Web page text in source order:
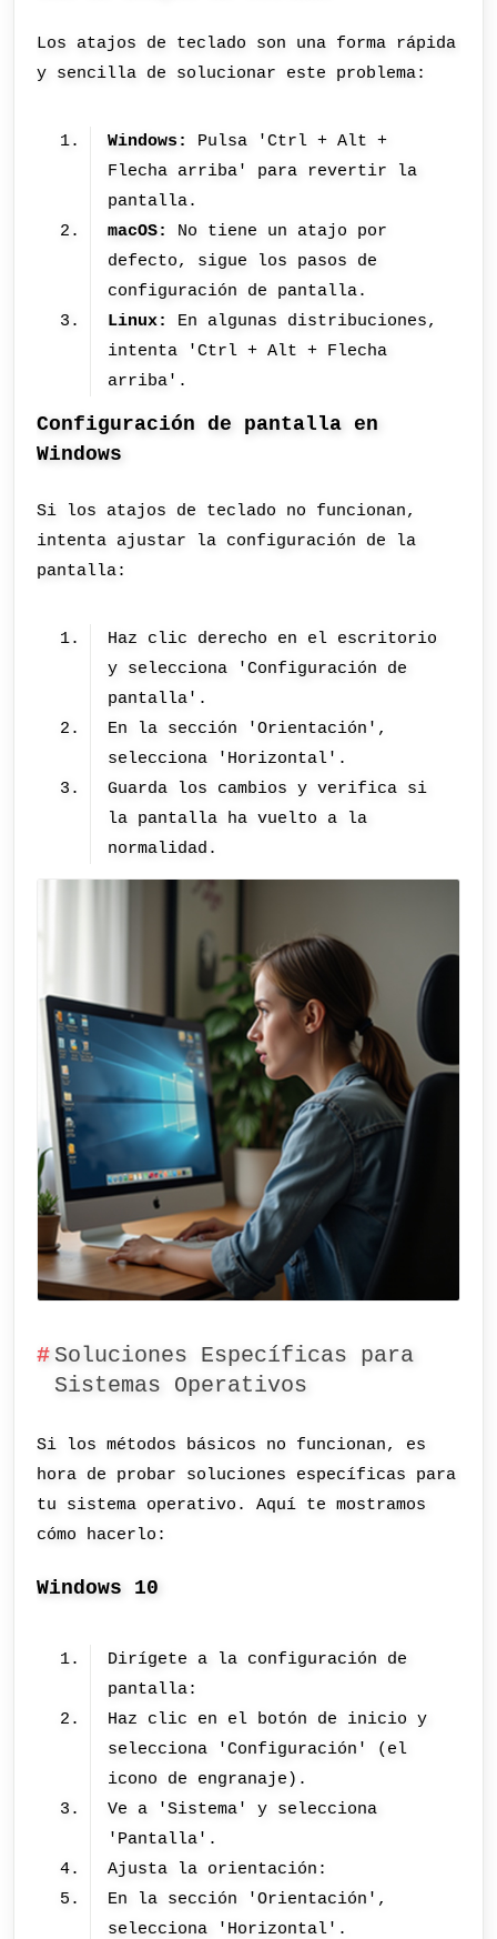
Los atajos de teclado son una forma rápida
y sencilla de solucionar este problema:
Windows:
Pulsa 'Ctrl + Alt +
Flecha arriba' para revertir la
pantalla.
macOS:
No tiene un atajo por
defecto, sigue los pasos de
configuración de pantalla.
Linux:
En algunas distribuciones,
intenta 'Ctrl + Alt + Flecha
arriba'.
Configuración de pantalla en
Windows
Si los atajos de teclado no funcionan,
intenta ajustar la configuración de la
pantalla:
Haz clic derecho en el escritorio
y selecciona 'Configuración de
pantalla'.
En la sección 'Orientación',
selecciona 'Horizontal'.
Guarda los cambios y verifica si
la pantalla ha vuelto a la
normalidad.
Soluciones Específicas para
Sistemas Operativos
Si los métodos básicos no funcionan, es
hora de probar soluciones específicas para
tu sistema operativo. Aquí te mostramos
cómo hacerlo:
Windows 10
Dirígete a la configuración de
pantalla:
Haz clic en el botón de inicio y
selecciona 'Configuración' (el
icono de engranaje).
Ve a 'Sistema' y selecciona
'Pantalla'.
Ajusta la orientación:
En la sección 'Orientación',
selecciona 'Horizontal'.